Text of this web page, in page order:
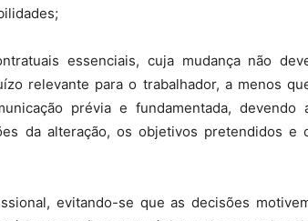
essenciais, cuja mudança não
relevante para o trabalhador, a menos
prévia e fundamentada, devendo
da alteração, os objetivos pretendidos e
evitando-se que as decisões